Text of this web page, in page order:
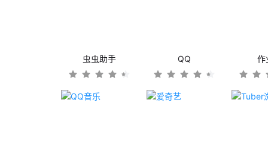
虫虫助手 QQ 作